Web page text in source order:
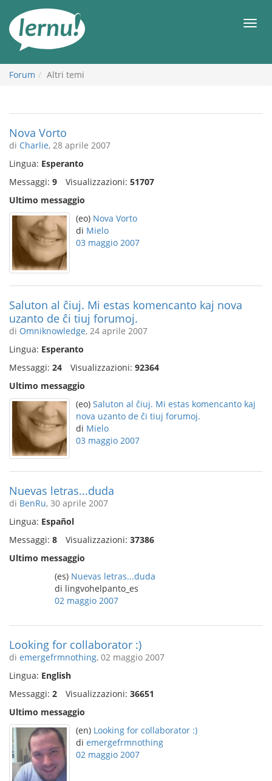
all’indice
Forum Altri temi
Nova Vorto
di Charlie, 28 aprile 2007
Lingua: Esperanto
Messaggi: 9 Visualizzazioni: 51707
Ultimo messaggio
(eo) Nova Vorto
di Mielo
03 maggio 2007
Saluton al ĉiuj. Mi estas komencanto kaj nova
uzanto de ĉi tiuj forumoj.
di Omniknowledge, 24 aprile 2007
Lingua: Esperanto
Messaggi: 24 Visualizzazioni: 92364
Ultimo messaggio
(eo) Saluton al ĉiuj. Mi estas komencanto kaj
nova uzanto de ĉi tiuj forumoj.
di Mielo
03 maggio 2007
Nuevas letras...duda
di BenRu, 30 aprile 2007
Lingua: Español
Messaggi: 8 Visualizzazioni: 37386
Ultimo messaggio
(es) Nuevas letras...duda
di lingvohelpanto_es
02 maggio 2007
Looking for collaborator :)
di emergefrmnothing, 02 maggio 2007
Lingua: English
Messaggi: 2 Visualizzazioni: 36651
Ultimo messaggio
(en) Looking for collaborator :)
di emergefrmnothing
02 maggio 2007